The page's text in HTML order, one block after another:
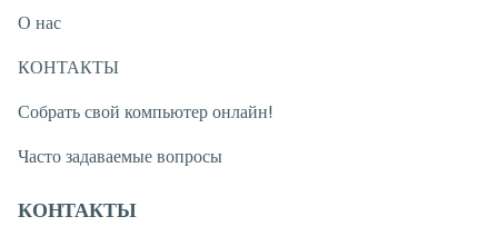
О нас
КОНТАКТЫ
Собрать свой компьютер онлайн!
Часто задаваемые вопросы
КОНТАКТЫ